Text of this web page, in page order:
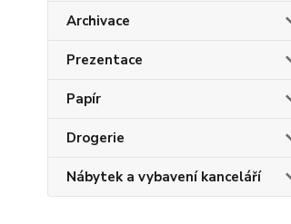
Archivace
Prezentace
Papír
Drogerie
Nábytek a vybavení kanceláří